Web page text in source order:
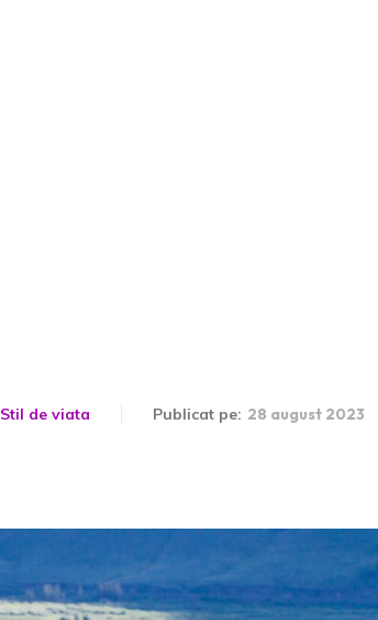
Stil de viata Publicat pe: 28 august 2023